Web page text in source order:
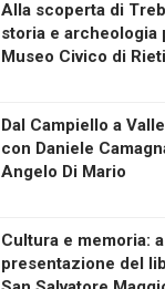
Alla scoperta di
storia e archeologia
Museo Civico di Rieti
Dal Campiello a
con Daniele
Angelo Di Mario
Cultura e memoria:
presentazione del